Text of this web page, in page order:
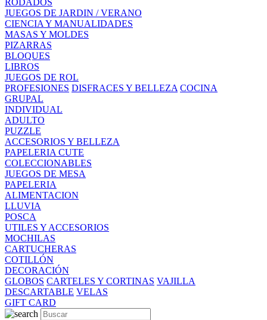
RODADOS
JUEGOS DE JARDIN / VERANO
CIENCIA Y MANUALIDADES
MASAS Y MOLDES
PIZARRAS
BLOQUES
LIBROS
JUEGOS DE ROL
PROFESIONES DISFRACES Y BELLEZA COCINA
GRUPAL
INDIVIDUAL
ADULTO
PUZZLE
ACCESORIOS Y BELLEZA
PAPELERIA CUTE
COLECCIONABLES
JUEGOS DE MESA
PAPELERIA
ALIMENTACION
LLUVIA
POSCA
UTILES Y ACCESORIOS
MOCHILAS
CARTUCHERAS
COTILLÓN
DECORACIÓN
GLOBOS CARTELES Y CORTINAS VAJILLA
DESCARTABLE VELAS
GIFT CARD